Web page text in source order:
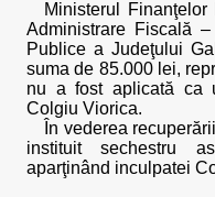
Ministerul
Administrare Fiscală
Publice a Judeţului
suma de 85.000 lei,
nu a fost aplicată ca
Colgiu Viorica.
În vederea
instituit sechestru
aparţinând inculpatei